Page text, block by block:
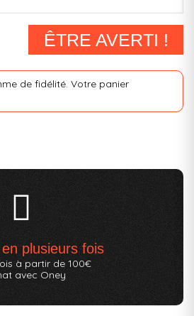
ÊTRE AVERTI !
de fidélité. Votre panier
plusieurs fois
à partir de 100€
avec Oney